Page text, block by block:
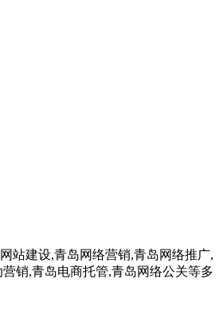
站建设,青岛网络营销,青岛网络推广,
销,青岛电商托管,青岛网络公关等多